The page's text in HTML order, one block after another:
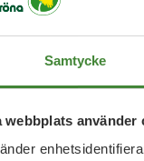
Samtycke
webbplats använder
skidspår,
villkor.
orörd och